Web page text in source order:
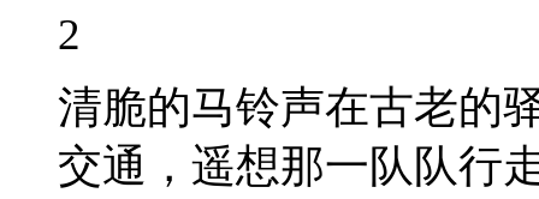
2
清脆的马铃声在古老的
交通，遥想那一队队行